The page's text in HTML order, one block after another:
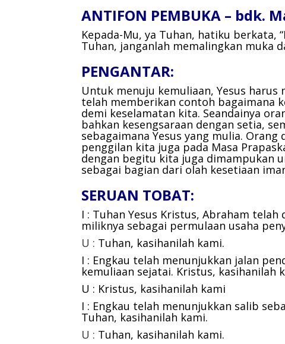
ANTIFON PEMBUKA – bdk.
Kepada-Mu, ya Tuhan, hatiku berkata,
Tuhan, janganlah memalingkan muka
PENGANTAR:
Untuk menuju kemuliaan, Yesus harus
telah memberikan contoh bagaimana
demi keselamatan kita. Seandainya
bahkan kesengsaraan dengan setia,
sebagaimana Yesus yang mulia.
penggilan kita juga pada Masa
dengan begitu kita juga dimampukan
sebagai bagian dari olah kesetiaan
SERUAN TOBAT:
I : Tuhan Yesus Kristus, Abraham
miliknya sebagai permulaan usaha
U : Tuhan, kasihanilah kami.
I : Engkau telah menunjukkan jalan
kemuliaan sejatai. Kristus, kasihanilah
U : Kristus, kasihanilah kami
I : Engkau telah menunjukkan salib
Tuhan, kasihanilah kami.
U : Tuhan, kasihanilah kami.